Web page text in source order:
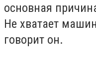
основная
Не хватает
говорит он.